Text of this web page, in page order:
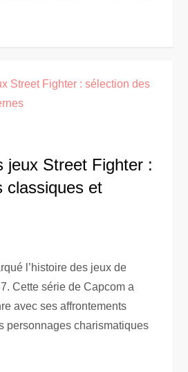
jeux Street Fighter :
classiques et
l’histoire des jeux de
Cette série de Capcom a
avec ses affrontements
personnages charismatiques